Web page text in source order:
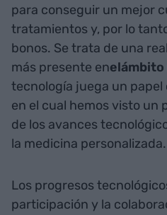
para conseguir un mejor
tratamientos y, por lo
bonos. Se trata de una
más presente enelámbito
tecnología juega un
en el cual hemos visto un
de los avances
la medicina personalizada.
Los progresos
participación y la